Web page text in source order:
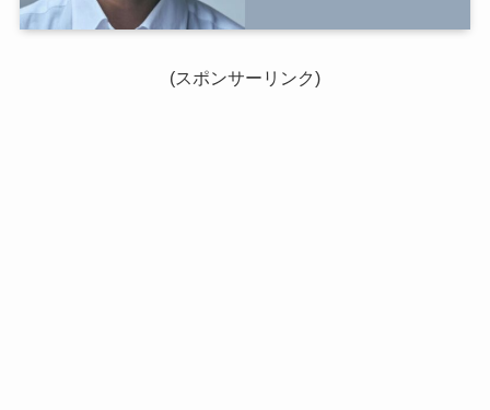
(スポンサーリンク)